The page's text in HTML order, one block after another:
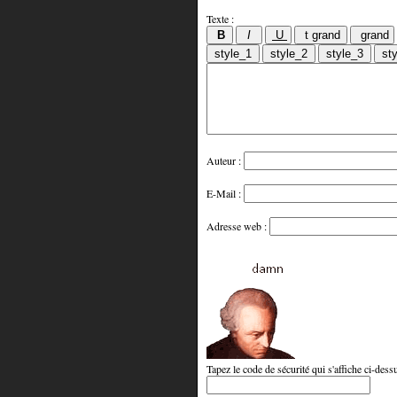
Texte :
Auteur :
E-Mail :
Adresse web :
Tapez le code de sécurité qui s'affiche ci-